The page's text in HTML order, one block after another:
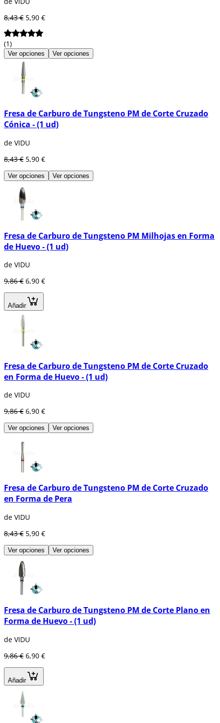
8,43 € 5,90 €
(1)
Ver opciones Ver opciones
Fresa de Carburo de Tungsteno PM de Corte Cruzado
Cónica - (1 ud)
de VIDU
8,43 € 5,90 €
Ver opciones Ver opciones
Fresa de Carburo de Tungsteno PM Milhojas en Forma
de Huevo - (1 ud)
de VIDU
9,86 € 6,90 €
Añadir
Fresa de Carburo de Tungsteno PM de Corte Cruzado
en Forma de Huevo - (1 ud)
de VIDU
9,86 € 6,90 €
Ver opciones Ver opciones
Fresa de Carburo de Tungsteno PM de Corte Cruzado
en Forma de Pera
de VIDU
8,43 € 5,90 €
Ver opciones Ver opciones
Fresa de Carburo de Tungsteno PM de Corte Plano en
Forma de Huevo - (1 ud)
de VIDU
9,86 € 6,90 €
Añadir